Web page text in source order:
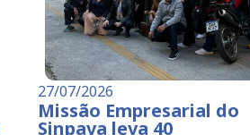
27/07/2026
Missão Empresarial do
Sinpava leva 40